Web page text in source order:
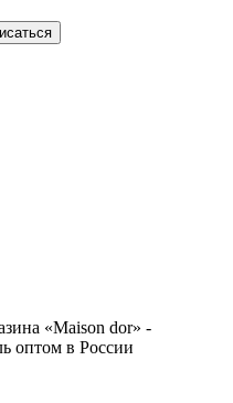
«Maison dor» -
оптом в России